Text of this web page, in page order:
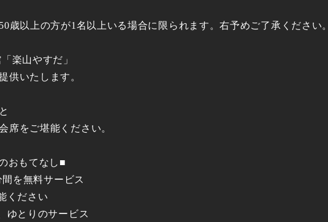
歳以上の方が1名以上いる場合に限られます。右予めご了承ください。
楽山やすだ」
供いたします。
席をご堪能ください。
おもてなし■
を無料サービス
ください
ゆとりのサービス